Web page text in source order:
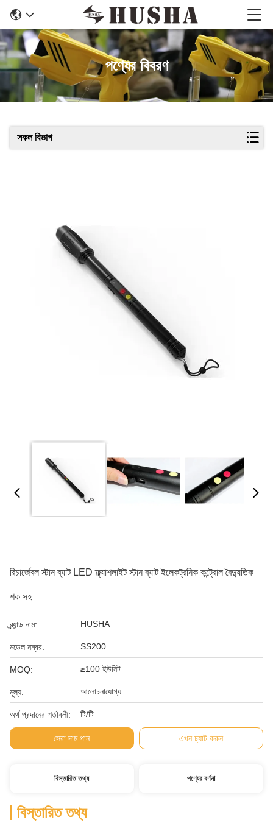
পণ্যের বিবরণ
সকল বিভাগ
রিচার্জেবল স্টান ব্যাট LED ফ্ল্যাশলাইট স্টান ব্যাট ইলেকট্রনিক কন্ট্রোল বৈদ্যুতিক
শক সহ
ব্র্যান্ড নাম: HUSHA
মডেল নম্বর: SS200
MOQ: ≥100 ইউনিট
মূল্য: আলোচনাযোগ্য
অর্থ প্রদানের শর্তাবলী: টি/টি
সেরা দাম পান এখন চ্যাট করুন
বিস্তারিত তথ্য পণ্যের বর্ণনা
বিস্তারিত তথ্য